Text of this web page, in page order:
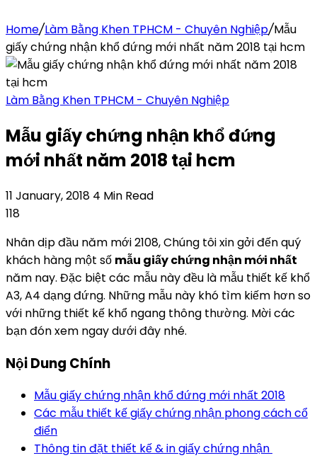
Home/Làm Bằng Khen TPHCM - Chuyên Nghiệp/Mẫu
giấy chứng nhận khổ đứng mới nhất năm 2018 tại hcm
Làm Bằng Khen TPHCM - Chuyên Nghiệp
Mẫu giấy chứng nhận khổ đứng
mới nhất năm 2018 tại hcm
11 January, 2018 4 Min Read
118
Nhân dịp đầu năm mới 2108, Chúng tôi xin gởi đến quý
khách hàng một số mẫu giấy chứng nhận mới nhất
năm nay. Đặc biệt các mẫu này đều là mẫu thiết kế khổ
A3, A4 dạng đứng. Những mẫu này khó tìm kiếm hơn so
với những thiết kế khổ ngang thông thường. Mời các
bạn đón xem ngay dưới đây nhé.
Nội Dung Chính
Mẫu giấy chứng nhận khổ đứng mới nhất 2018
Các mẫu thiết kế giấy chứng nhận phong cách cổ
điển
Thông tin đặt thiết kế & in giấy chứng nhận